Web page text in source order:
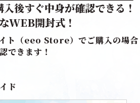
後すぐ中身が確認できる！
WEB開封式！
ト（eeo Store）でご購入の場合
できます！
ド